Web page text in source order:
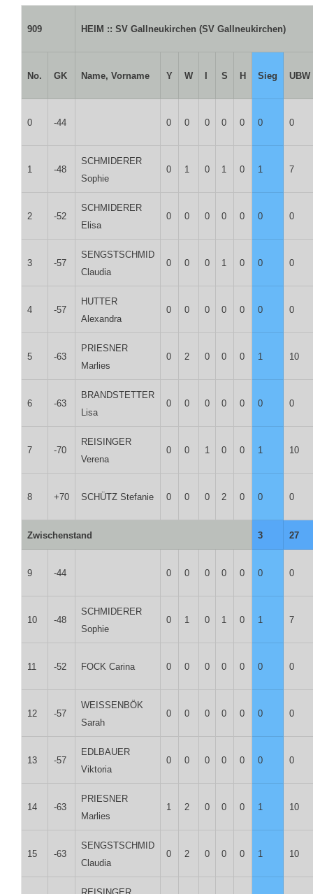
909 HEIM :: SV Gallneukirchen (SV Gallneukirchen)
No. GK Name, Vorname Y W S H Sieg UBW
0 -44 0 0 0 0 0 0 0
1 -48
SCHMIDERER
Sophie
0 1 0 1 0 1 7
2 -52
SCHMIDERER
Elisa
0 0 0 0 0 0 0
3 -57
SENGSTSCHMID
Claudia
0 0 0 1 0 0 0
4 -57
HUTTER
Alexandra
0 0 0 0 0 0 0
5 -63
PRIESNER
Marlies
0 2 0 0 0 1 10
6 -63
BRANDSTETTER
Lisa
0 0 0 0 0 0 0
7 -70
REISINGER
Verena
0 0 1 0 0 1 10
8 +70 SCHÜTZ Stefanie 0 0 0 2 0 0 0
Zwischenstand 3 27
9 -44 0 0 0 0 0 0 0
10 -48
SCHMIDERER
Sophie
0 1 0 1 0 1 7
11 -52 FOCK Carina 0 0 0 0 0 0 0
12 -57
WEISSENBÖK
Sarah
0 0 0 0 0 0 0
13 -57
EDLBAUER
Viktoria
0 0 0 0 0 0 0
14 -63
PRIESNER
Marlies
1 2 0 0 0 1 10
15 -63
SENGSTSCHMID
Claudia
0 2 0 0 0 1 10